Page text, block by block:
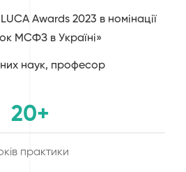
Awards 2023 в номінації
МСФЗ в Україні»
наук, професор
20+
практики